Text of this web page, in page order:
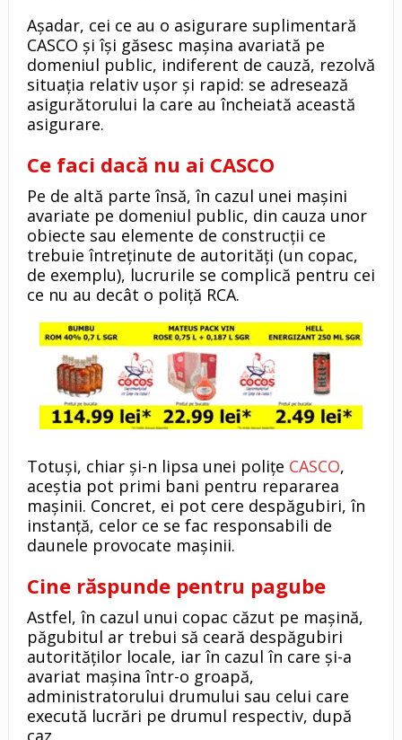
Așadar, cei ce au o asigurare suplimentară
CASCO și își găsesc mașina avariată pe
domeniul public, indiferent de cauză, rezolvă
situația relativ ușor și rapid: se adresează
asigurătorului la care au încheiată această
asigurare.
Ce faci dacă nu ai CASCO
Pe de altă parte însă, în cazul unei mașini
avariate pe domeniul public, din cauza unor
obiecte sau elemente de construcții ce
trebuie întreținute de autorități (un copac,
de exemplu), lucrurile se complică pentru cei
ce nu au decât o poliță RCA.
Totuși, chiar și-n lipsa unei polițe CASCO,
aceștia pot primi bani pentru repararea
mașinii. Concret, ei pot cere despăgubiri, în
instanță, celor ce se fac responsabili de
daunele provocate mașinii.
Cine răspunde pentru pagube
Astfel, în cazul unui copac căzut pe mașină,
păgubitul ar trebui să ceară despăgubiri
autorităților locale, iar în cazul în care și-a
avariat mașina într-o groapă,
administratorului drumului sau celui care
execută lucrări pe drumul respectiv, după
caz.